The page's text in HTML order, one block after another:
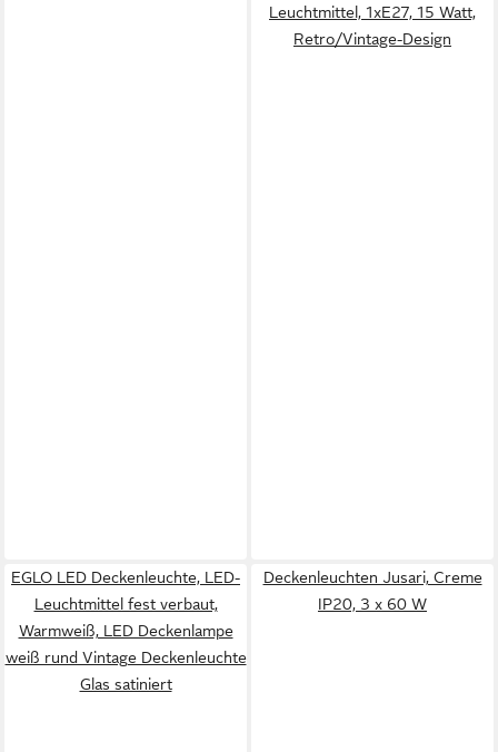
Leuchtmittel, 1xE27, 15 Watt,
Retro/Vintage-Design
EGLO LED Deckenleuchte, LED-
Leuchtmittel fest verbaut,
Warmweiß, LED Deckenlampe
weiß rund Vintage Deckenleuchte
Glas satiniert
Deckenleuchten Jusari, Creme
IP20, 3 x 60 W